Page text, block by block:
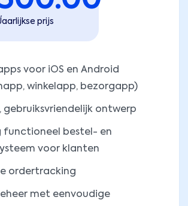
prijs
voor iOS en Android
winkelapp, bezorgapp)
gebruiksvriendelijk ontwerp
functioneel bestel- en
voor klanten
ordertracking
met eenvoudige